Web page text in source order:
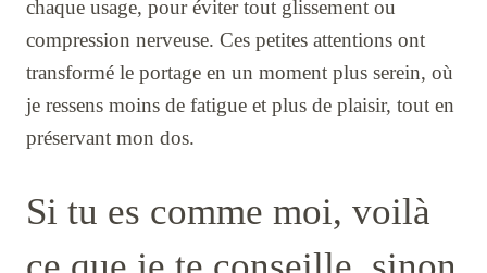
chaque usage, pour éviter tout glissement ou
compression nerveuse. Ces petites attentions ont
transformé le portage en un moment plus serein, où
je ressens moins de fatigue et plus de plaisir, tout en
préservant mon dos.
Si tu es comme moi, voilà